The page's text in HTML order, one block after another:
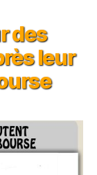
des
leur